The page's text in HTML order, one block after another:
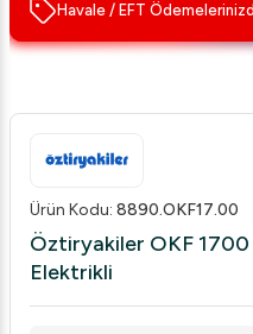
Havale / EFT
Ürün Kodu: 8890.OKF17.00
Öztiryakiler OKF 1700
Elektrikli